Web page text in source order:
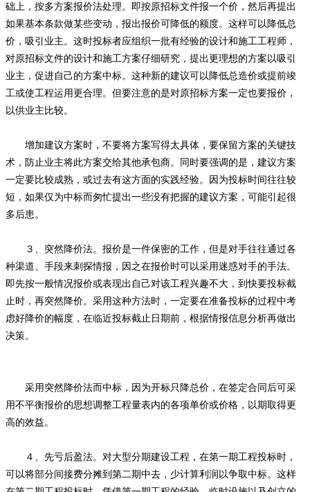
础上，按多方案报价法处理。即按原招标文件报一个价，然后再提出
如果基本条款做某些变动，报出报价可降低的额度。这样可以降低总
价，吸引业主。这时投标者应组织一批有经验的设计和施工工程师，
对原招标文件的设计和施工方案仔细研究，提出更理想的方案以吸引
业主，促进自己的方案中标。这种新的建议可以降低总造价或提前竣
工或使工程运用更合理。但要注意的是对原招标方案一定也要报价，
以供业主比较。
增加建议方案时，不要将方案写得太具体，要保留方案的关键技
术，防止业主将此方案交给其他承包商。同时要强调的是，建议方案
一定要比较成熟，或过去有这方面的实践经验。因为投标时间往往较
短，如果仅为中标而匆忙提出一些没有把握的建议方案，可能引起很
多后患。
３、突然降价法。报价是一件保密的工作，但是对手往往通过各
种渠道、手段来刺探情报，因之在报价时可以采用迷惑对手的手法。
即先按一般情况报价或表现出自己对该工程兴趣不大，到快要投标截
止时，再突然降价。采用这种方法时，一定要在准备投标的过程中考
虑好降价的幅度，在临近投标截止日期前，根据情报信息分析再做出
决策。
采用突然降价法而中标，因为开标只降总价，在签定合同后可采
用不平衡报价的思想调整工程量表内的各项单价或价格，以期取得更
高的效益。
４、先亏后盈法。对大型分期建设工程，在第一期工程投标时，
可以将部分间接费分摊到第二期中去，少计算利润以争取中标。这样